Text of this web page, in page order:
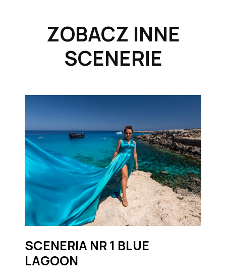
ZOBACZ INNE
SCENERIE
SCENERIA NR 1 BLUE
LAGOON